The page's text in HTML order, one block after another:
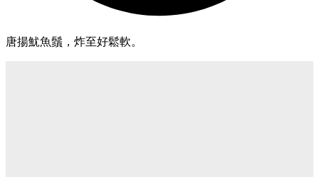
唐揚魷魚鬚，炸至好鬆軟。